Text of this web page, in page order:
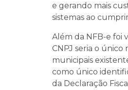
e gerando mais
sistemas ao
Além da NFB-e foi
CNPJ seria o
municipais
como único
da Declaração